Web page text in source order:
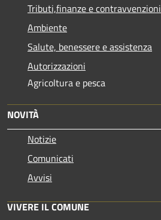
Tributi,finanze e contravvenzioni
Ambiente
Salute, benessere e assistenza
Autorizzazioni
Agricoltura e pesca
NOVITÀ
Notizie
Comunicati
Avvisi
VIVERE IL COMUNE